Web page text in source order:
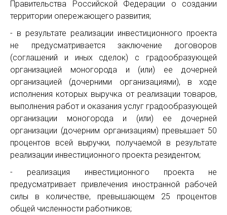
Правительства Российской Федерации о создании
территории опережающего развития;
- в результате реализации инвестиционного проекта
не предусматривается заключение договоров
(соглашений и иных сделок) с градообразующей
организацией моногорода и (или) ее дочерней
организацией (дочерними организациями), в ходе
исполнения которых выручка от реализации товаров,
выполнения работ и оказания услуг градообразующей
организации моногорода и (или) ее дочерней
организации (дочерним организациям) превышает 50
процентов всей выручки, получаемой в результате
реализации инвестиционного проекта резидентом;
- реализация инвестиционного проекта не
предусматривает привлечения иностранной рабочей
силы в количестве, превышающем 25 процентов
общей численности работников;